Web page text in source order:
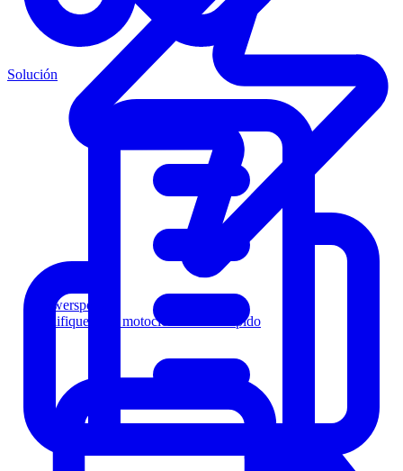
Powersports
Califique a los motociclistas más rápido
Solución